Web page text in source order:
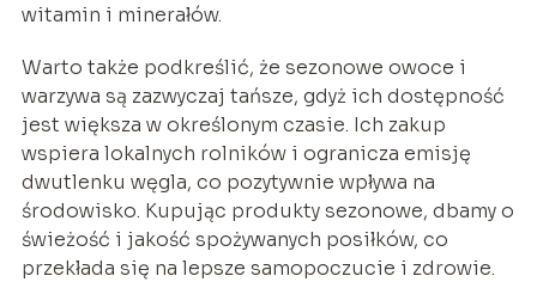
witamin i minerałów.
Warto także podkreślić, że sezonowe owoce i
warzywa są zazwyczaj tańsze, gdyż ich dostępność
jest większa w określonym czasie. Ich zakup
wspiera lokalnych rolników i ogranicza emisję
dwutlenku węgla, co pozytywnie wpływa na
środowisko. Kupując produkty sezonowe, dbamy o
świeżość i jakość spożywanych posiłków, co
przekłada się na lepsze samopoczucie i zdrowie.